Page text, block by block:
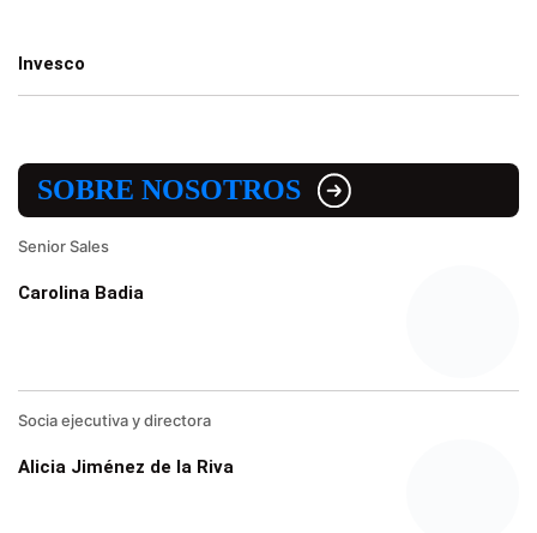
Invesco
SOBRE NOSOTROS
Senior Sales
Carolina Badia
Socia ejecutiva y directora
Alicia Jiménez de la Riva